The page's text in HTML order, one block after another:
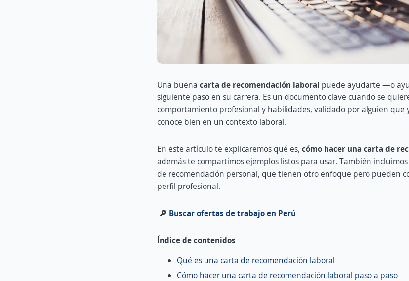
Una buena carta de recomendación laboral puede ayudarte —o
siguiente paso en su carrera. Es un documento clave cuando se
comportamiento profesional y habilidades, validado por alguien que
conoce bien en un contexto laboral.
En este artículo te explicaremos qué es, cómo hacer una carta de
además te compartimos ejemplos listos para usar. También
de recomendación personal, que tienen otro enfoque pero pueden
perfil profesional.
🔎 Buscar ofertas de trabajo en Perú
Índice de contenidos
Qué es una carta de recomendación laboral
Cómo hacer una carta de recomendación laboral paso a paso